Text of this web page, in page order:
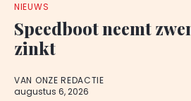
NIEUWS
Speedboot neemt
zinkt
VAN ONZE REDACTIE
augustus 6, 2026